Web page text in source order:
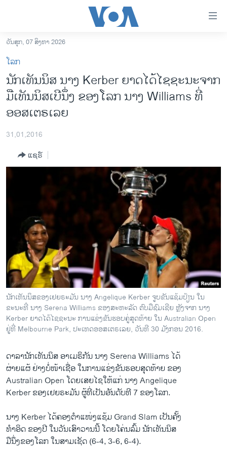
ເຂົ້າ
ຫາ
ຂ້າມ
ຂ້າມ
ຂ້າມ
ໄປ
ຫາ
ຊອກ
ລາວ
ອາເມຣິກາ
ການເລືອກຕັ້ງ ປະທານາທີບໍດີ ສະຫະລັດ 2024
ອິດສະຫຼະພາບດ້ານການຂ່າວ
ຊີວິດຊາວລາວ
ຊຸມຊົນຊາວລາວ
ວິທະຍາສາດ-ເທັກໂນໂລຈີ
ທຸລະກິດ
ພາສາອັງກິດ
ວີດີໂອ
ສຽງ
ລາຍການກະຈາຍສຽງ
ຕິດຕາມພວກເຮົາ ທີ່
ພາສາຕ່າງໆ
ວັນສຸກ, 07 ສິງຫາ 2026
ໂລກ
ນັກເທັນນິສ ນາງ Kerber ຍາດໄດ້ໄຊຊະນະຈາກ
ມືເທັນນິສເບີນຶ່ງ ຂອງໂລກ ນາງ Williams ທີ່
ອອສເຕຣເລຍ
31,01,2016
ແຊຣ໌
ນັກເທັນນິສຂອງເຢຍຣະມັນ ນາງ Angelique Kerber ຈູບຂັນແຊ້ມປ້ຽນ ໃນ
ຂະນະທີ່ ນາງ Serena Williams ຂອງສະຫະລັດ ຕົບມືຊົມເຊີຍ ຫຼັງຈາກ ນາງ
Kerber ຍາດໄດ້ໄຊຊະນະ ການແຂ່ງຂັນຮອບຄູ່ສຸດທ້າຍ ໃນ Australian Open
ຢູ່ທີ່ Melbourne Park, ປະເທດອອສເຕຣເລຍ, ວັນທີ 30 ມັງກອນ 2016.
ດາລານັກເທັນນິສ ອາເມຣິກັນ ນາງ Serena Williams ໄດ້
ຜ່າຍແຜ້ ຢ່າງບໍ່ໜ້າເຊື່ອ ໃນການແຂ່ງຂັນຮອບສຸດທ້າຍ ຂອງ
Australian Open ໂດຍເສຍໄຊໃຫ້ແກ່ ນາງ Angelique
Kerber ຂອງເຢຍຣະມັນ ຜູ້ທີ່ເປັນອັນດັບທີ 7 ຂອງໂລກ.
ນາງ Kerber ໄດ້ຄອງຕຳແໜ່ງແຊ້ມ Grand Slam ເປັນຄັ້ງ
ທຳອິດ ຂອງປີ ໃນວັນເສົາວານນີ້ ໂດຍໂຄ່ນລົ້ມ ນັກເທັນນິສ
ມືນຶ່ງຂອງໂລກ ໃນສາມເຊັດ (6-4, 3-6, 6-4).